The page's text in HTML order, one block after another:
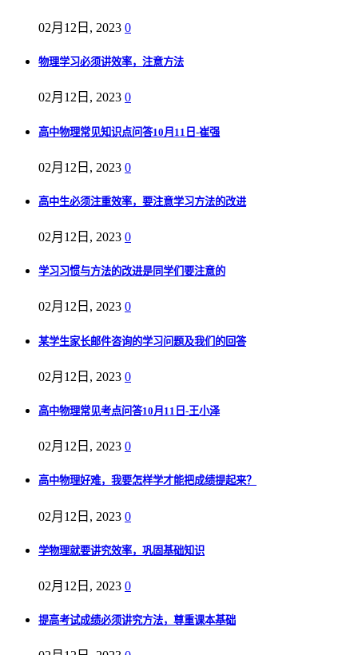
02月12日, 2023 0
物理学习必须讲效率，注意方法
02月12日, 2023 0
高中物理常见知识点问答10月11日-崔强
02月12日, 2023 0
高中生必须注重效率，要注意学习方法的改进
02月12日, 2023 0
学习习惯与方法的改进是同学们要注意的
02月12日, 2023 0
某学生家长邮件咨询的学习问题及我们的回答
02月12日, 2023 0
高中物理常见考点问答10月11日-王小泽
02月12日, 2023 0
高中物理好难，我要怎样学才能把成绩提起来？
02月12日, 2023 0
学物理就要讲究效率，巩固基础知识
02月12日, 2023 0
提高考试成绩必须讲究方法，尊重课本基础